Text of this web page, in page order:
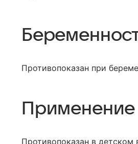
Противопоказан при
Применение
Противопоказан в детском